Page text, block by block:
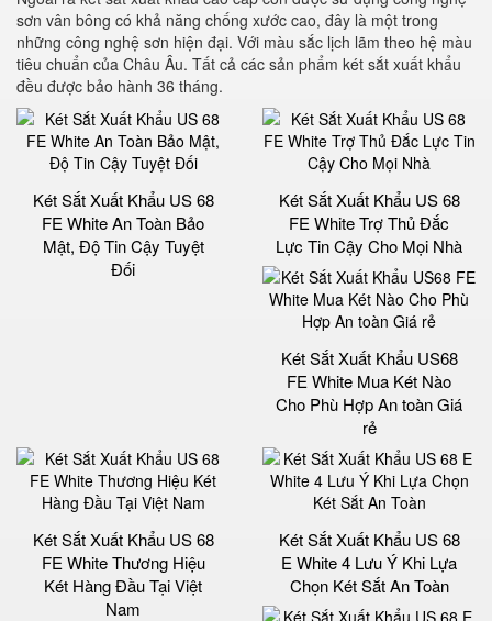
sơn vân bông có khả năng chống xước cao, đây là một trong
những công nghệ sơn hiện đại. Với màu sắc lịch lãm theo hệ màu
tiêu chuẩn của Châu Âu. Tất cả các sản phẩm két sắt xuất khẩu
đều được bảo hành 36 tháng.
Két Sắt Xuất Khẩu US 68
FE White An Toàn Bảo
Mật, Độ Tin Cậy Tuyệt
Đối
Két Sắt Xuất Khẩu US 68
FE White Trợ Thủ Đắc
Lực Tin Cậy Cho Mọi Nhà
Két Sắt Xuất Khẩu US68
FE White Mua Két Nào
Cho Phù Hợp An toàn Giá
rẻ
Két Sắt Xuất Khẩu US 68
FE White Thương Hiệu
Két Hàng Đầu Tại Việt
Nam
Két Sắt Xuất Khẩu US 68
E White 4 Lưu Ý Khi Lựa
Chọn Két Sắt An Toàn